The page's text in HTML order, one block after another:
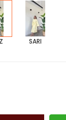
SARI